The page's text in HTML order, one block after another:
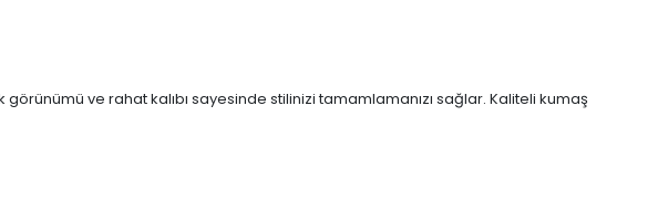
ve rahat kalıbı sayesinde stilinizi tamamlamanızı sağlar. Kaliteli kumaş